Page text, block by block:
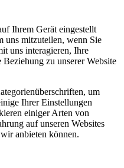
Ihrem Gerät eingestellt
uns mitzuteilen, wenn Sie
uns interagieren, Ihre
zu unserer Website
um
Ihrer Einstellungen
einiger Arten von
auf unseren Websites
anbieten können.